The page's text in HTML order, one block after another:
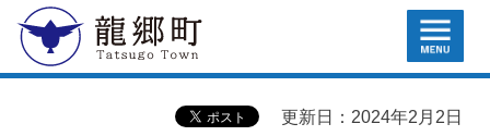
龍郷町 MENU
更新日：2024年2月2日